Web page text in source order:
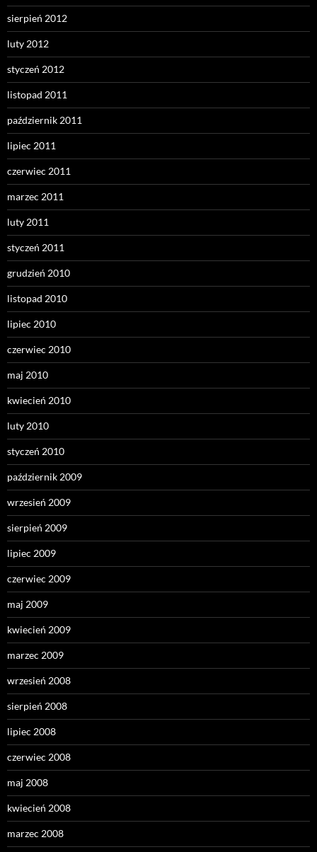
sierpień 2012
luty 2012
styczeń 2012
listopad 2011
październik 2011
lipiec 2011
czerwiec 2011
marzec 2011
luty 2011
styczeń 2011
grudzień 2010
listopad 2010
lipiec 2010
czerwiec 2010
maj 2010
kwiecień 2010
luty 2010
styczeń 2010
październik 2009
wrzesień 2009
sierpień 2009
lipiec 2009
czerwiec 2009
maj 2009
kwiecień 2009
marzec 2009
wrzesień 2008
sierpień 2008
lipiec 2008
czerwiec 2008
maj 2008
kwiecień 2008
marzec 2008